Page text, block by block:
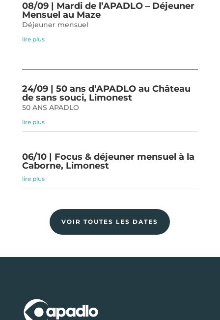
08/09 | Mardi de l’APADLO – Déjeuner
Mensuel au Maze
Déjeuner mensuel
lire plus
24/09 | 50 ans d’APADLO au Château
de sans souci, Limonest
50 ANS APADLO
lire plus
06/10 | Focus & déjeuner mensuel à la
Caborne, Limonest
lire plus
VOIR TOUTES LES DATES